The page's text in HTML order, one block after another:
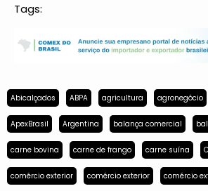
Tags:
Abicalçados ABPA agricultura agronegócio
ApexBrasil Argentina balança comercial
carne bovina carne de frango carne suína
comércio exterior comércio exterior comércio